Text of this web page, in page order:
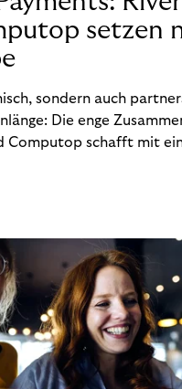
setzen
sondern auch
Die enge
Computop schafft mit
echte Mehrwerte für